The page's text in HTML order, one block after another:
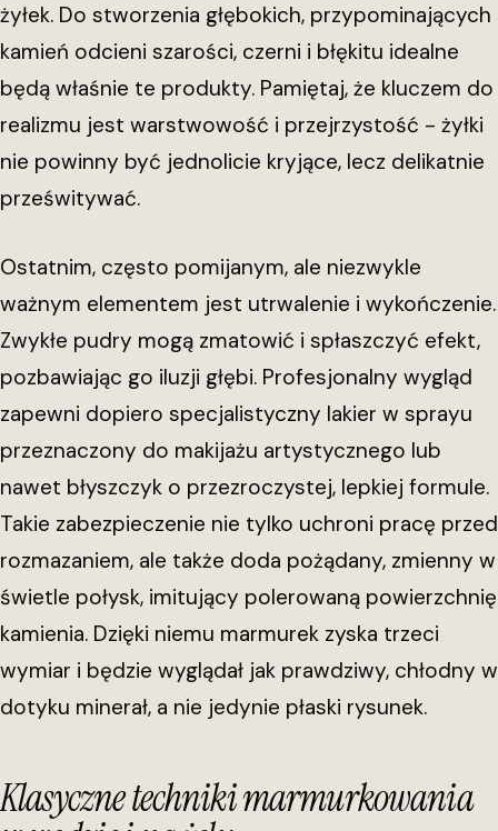
żyłek. Do stworzenia głębokich, przypominających
kamień odcieni szarości, czerni i błękitu idealne
będą właśnie te produkty. Pamiętaj, że kluczem do
realizmu jest warstwowość i przejrzystość - żyłki
nie powinny być jednolicie kryjące, lecz delikatnie
prześwitywać.
Ostatnim, często pomijanym, ale niezwykle
ważnym elementem jest utrwalenie i wykończenie.
Zwykłe pudry mogą zmatowić i spłaszczyć efekt,
pozbawiając go iluzji głębi. Profesjonalny wygląd
zapewni dopiero specjalistyczny lakier w sprayu
przeznaczony do makijażu artystycznego lub
nawet błyszczyk o przezroczystej, lepkiej formule.
Takie zabezpieczenie nie tylko uchroni pracę przed
rozmazaniem, ale także doda pożądany, zmienny w
świetle połysk, imitujący polerowaną powierzchnię
kamienia. Dzięki niemu marmurek zyska trzeci
wymiar i będzie wyglądał jak prawdziwy, chłodny w
dotyku minerał, a nie jedynie płaski rysunek.
Klasyczne techniki marmurkowania